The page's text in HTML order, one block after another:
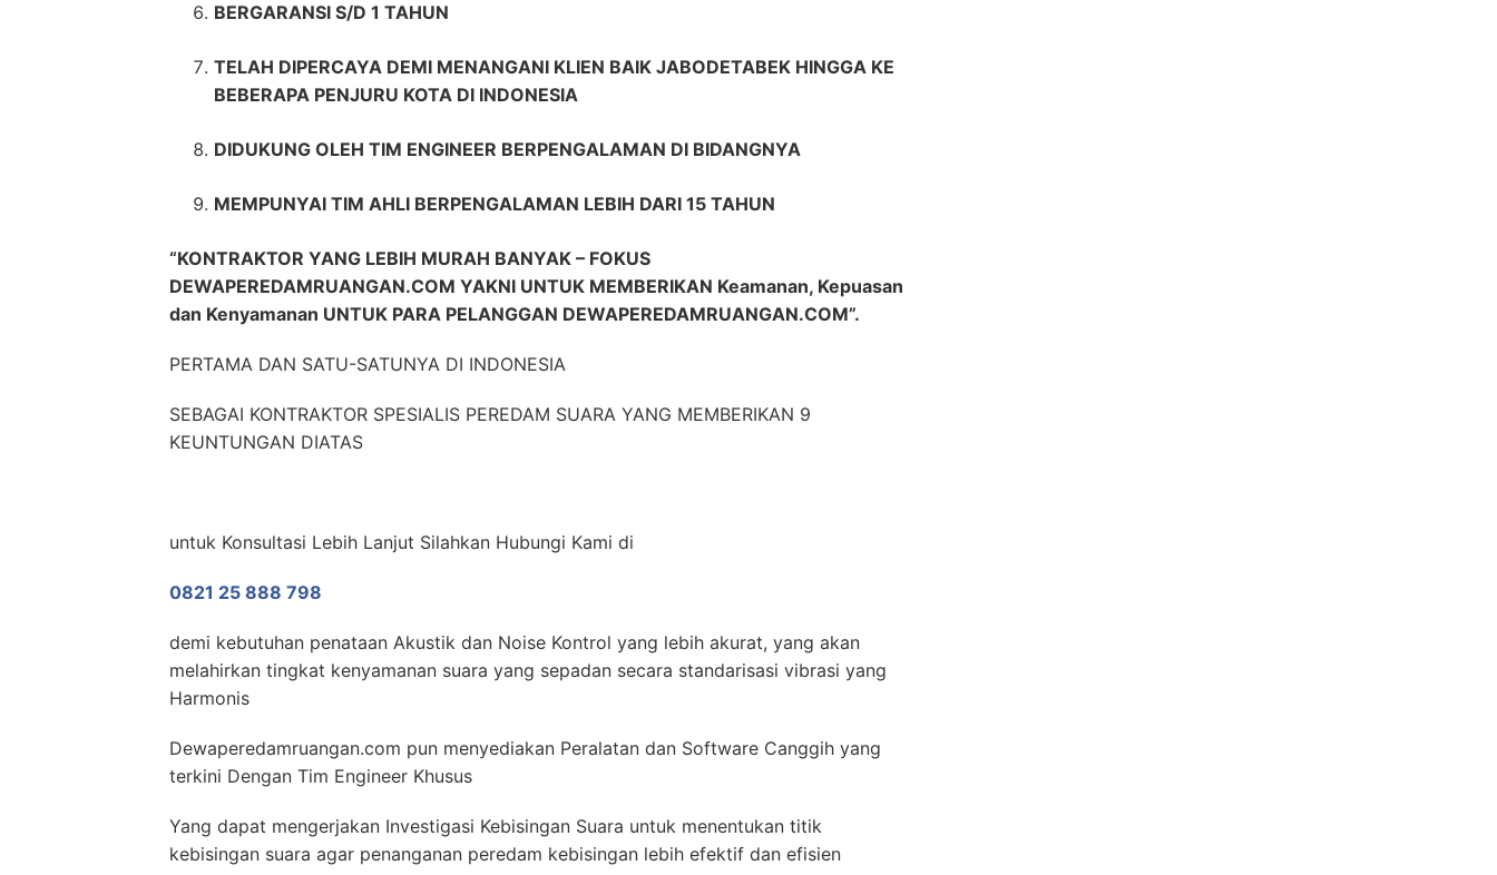
BERGARANSI S/D 1 TAHUN
TELAH DIPERCAYA DEMI MENANGANI KLIEN BAIK JABODETABEK HINGGA KE
BEBERAPA PENJURU KOTA DI INDONESIA
DIDUKUNG OLEH TIM ENGINEER BERPENGALAMAN DI BIDANGNYA
MEMPUNYAI TIM AHLI BERPENGALAMAN LEBIH DARI 15 TAHUN
“KONTRAKTOR YANG LEBIH MURAH BANYAK – FOKUS
DEWAPEREDAMRUANGAN.COM YAKNI UNTUK MEMBERIKAN Keamanan, Kepuasan
dan Kenyamanan UNTUK PARA PELANGGAN DEWAPEREDAMRUANGAN.COM”.
PERTAMA DAN SATU-SATUNYA DI INDONESIA
SEBAGAI KONTRAKTOR SPESIALIS PEREDAM SUARA YANG MEMBERIKAN 9
KEUNTUNGAN DIATAS
untuk Konsultasi Lebih Lanjut Silahkan Hubungi Kami di
0821 25 888 798
demi kebutuhan penataan Akustik dan Noise Kontrol yang lebih akurat, yang akan
melahirkan tingkat kenyamanan suara yang sepadan secara standarisasi vibrasi yang
Harmonis
Dewaperedamruangan.com pun menyediakan Peralatan dan Software Canggih yang
terkini Dengan Tim Engineer Khusus
Yang dapat mengerjakan Investigasi Kebisingan Suara untuk menentukan titik
kebisingan suara agar penanganan peredam kebisingan lebih efektif dan efisien